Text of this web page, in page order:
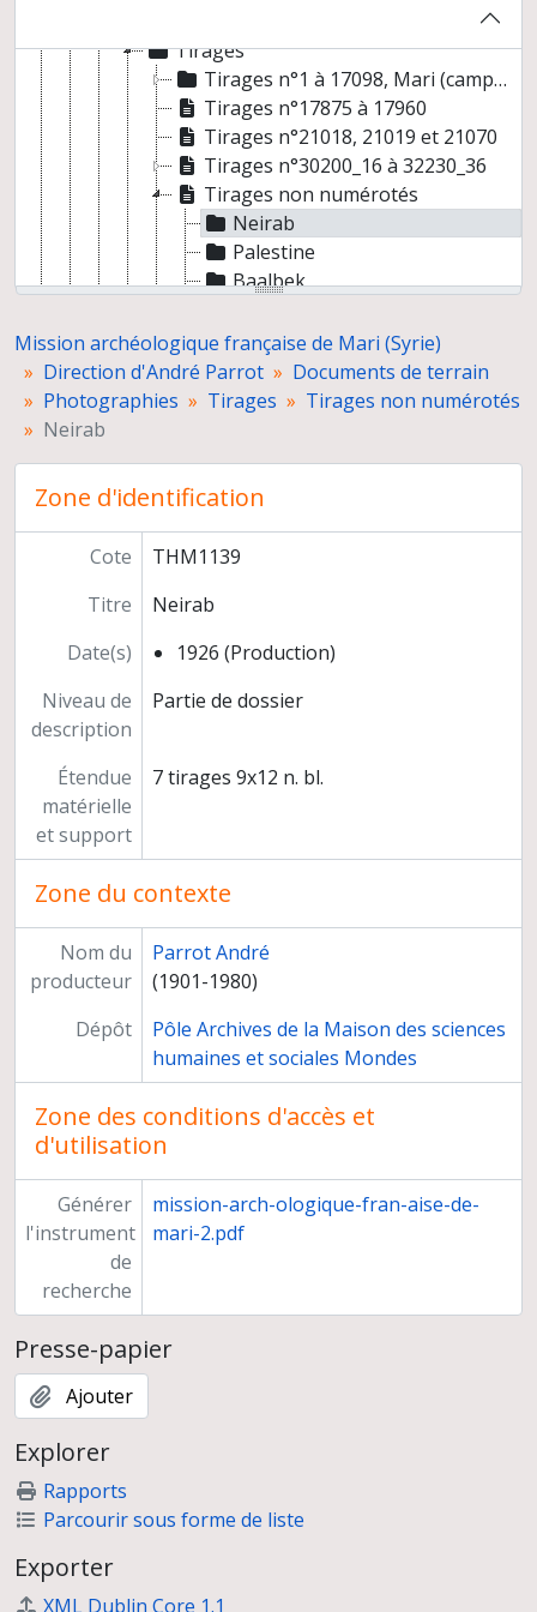
Mari, plaques de verre et négatifs 20000 à 20089
Tirages
Tirages n°1 à 17098, Mari (campagne 1 à 21) et autres lieux
Tirages n°17875 à 17960
Tirages n°21018, 21019 et 21070
Tirages n°30200_16 à 32230_36
Tirages non numérotés
Neirab
Palestine
Baalbek
Larsa
Mari, Médaïn, sur le Champollion
Tello
Mésoamérique
André Parrot, personnes et voyages
Mari, départ de la mission
Albums photographiques
Diapositives
Fiches objets
Rapports de fouilles de la 7e campagne à la 19e campagne, premiers articles et premières communications
Préparation de publications
Exposition "Les archives royales de Mari", musée du Louvre, Paris
Films sur Larsa et Tello
Direction de Jean-Claude Margueron
Mission archéologique française de Mari (Syrie)
Direction d'André Parrot
Documents de terrain
Photographies
Tirages
Tirages non numérotés
Neirab
Zone d'identification
Cote
THM1139
Titre
Neirab
Date(s)
1926 (Production)
Niveau de
description
Partie de dossier
Étendue
matérielle
et support
7 tirages 9x12 n. bl.
Zone du contexte
Nom du
producteur
Parrot André
(1901-1980)
Dépôt
Pôle Archives de la Maison des sciences
humaines et sociales Mondes
Zone des conditions d'accès et
d'utilisation
Générer
l'instrument
de
recherche
mission-arch-ologique-fran-aise-de-
mari-2.pdf
Presse-papier
Ajouter
Explorer
Rapports
Parcourir sous forme de liste
Exporter
XML Dublin Core 1.1